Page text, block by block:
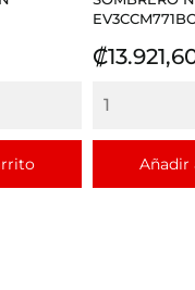
Precio
Añadir